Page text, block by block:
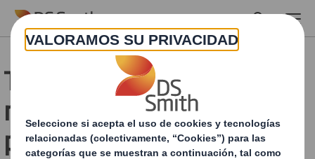
Skip to main content
Te ayudamos a vender
más a través del
packaging